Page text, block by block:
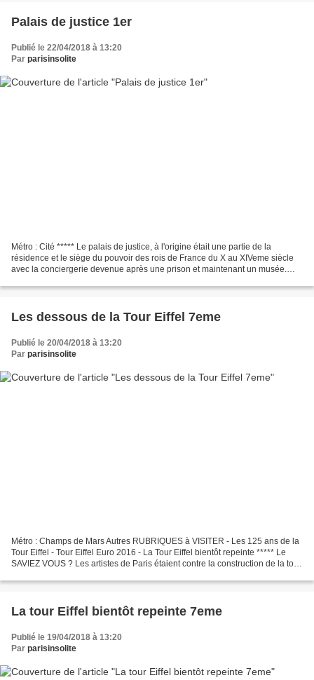
Palais de justice 1er
Publié le 22/04/2018 à 13:20
Par parisinsolite
Métro : Cité ***** Le palais de justice, à l'origine était une partie de la
résidence et le siège du pouvoir des rois de France du X au XIVeme siècle
avec la conciergerie devenue après une prison et maintenant un musée.
Les dessous de la Tour Eiffel 7eme
Publié le 20/04/2018 à 13:20
Par parisinsolite
Métro : Champs de Mars Autres RUBRIQUES à VISITER - Les 125 ans de la
Tour Eiffel - Tour Eiffel Euro 2016 - La Tour Eiffel bientôt repeinte ***** Le
SAVIEZ VOUS ? Les artistes de Paris étaient contre la construction de la tour
La tour Eiffel bientôt repeinte 7eme
Publié le 19/04/2018 à 13:20
Par parisinsolite